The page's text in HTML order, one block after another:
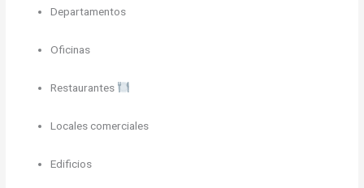
Departamentos
Oficinas
Restaurantes
Locales comerciales
Edificios